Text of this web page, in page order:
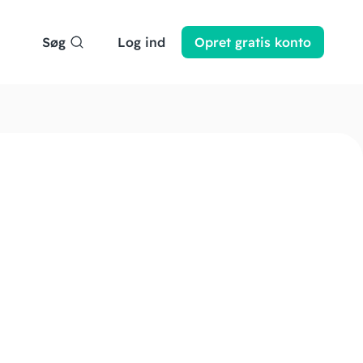
Søg Log ind Opret gratis konto